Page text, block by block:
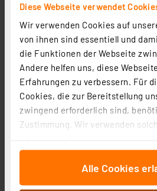
Diese Webseite verwendet
Wir verwenden Cookies auf
von ihnen sind essentiell und
die Funktionen der Webseite
Andere helfen uns, diese
Erfahrungen zu verbessern. Für
Cookies, die zur Bereitstellung
zwingend erforderlich sind,
Zustimmung. Wir verwenden
für soziale Medien anbieten zu
auf unsere Website zuAlle Cookies
Mobile Alerts Wetter-Starter-Set
Artikel-Nr. 122007
2 3 4 5 (4)